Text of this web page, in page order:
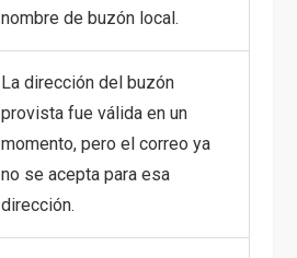
nombre de buzón local.
La dirección del buzón
provista fue válida en un
momento, pero el correo ya
no se acepta para esa
dirección.